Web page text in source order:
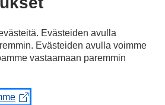
yhdistetyn kisassa,
Evästeiden avulla
Evästeiden avulla voimme
vastaamaan paremmin